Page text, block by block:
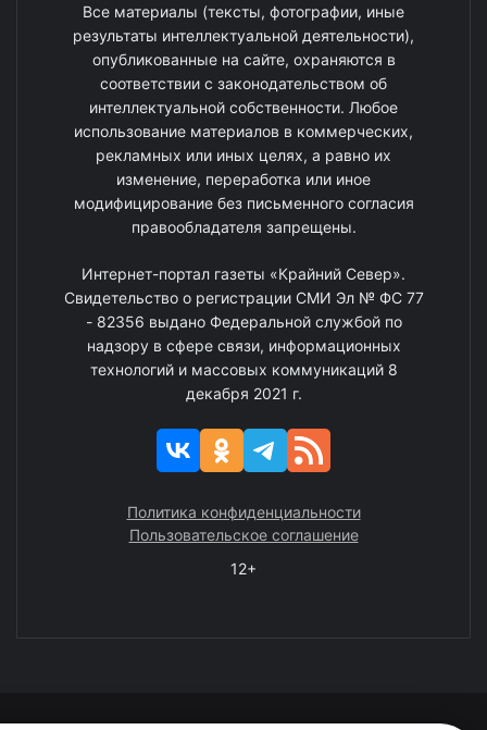
Все материалы (тексты, фотографии, иные
результаты интеллектуальной деятельности),
опубликованные на сайте, охраняются в
соответствии с законодательством об
интеллектуальной собственности. Любое
использование материалов в коммерческих,
рекламных или иных целях, а равно их
изменение, переработка или иное
модифицирование без письменного согласия
правообладателя запрещены.
Интернет-портал газеты «Крайний Север».
Свидетельство о регистрации СМИ Эл № ФС 77
- 82356 выдано Федеральной службой по
надзору в сфере связи, информационных
технологий и массовых коммуникаций 8
декабря 2021 г.
Политика конфиденциальности
Пользовательское соглашение
12+